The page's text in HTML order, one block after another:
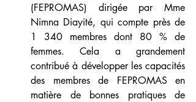
(FEPROMAS) dirigée par Mme
Nimna Diayité, qui compte près de
1 340 membres dont 80 % de
femmes. Cela a grandement
contribué à développer les capacités
des membres de FEPROMAS en
matière de bonnes pratiques de